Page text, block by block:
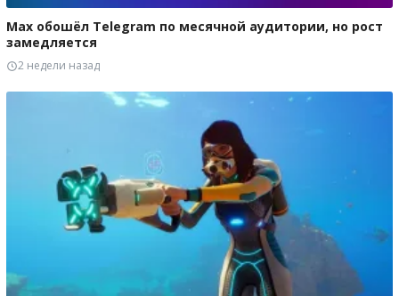
Max обошёл Telegram по месячной аудитории, но рост
замедляется
2 недели назад